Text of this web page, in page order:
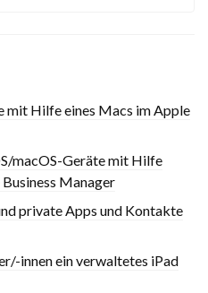
mit Hilfe eines Macs im Apple
macOS-Geräte mit Hilfe
Manager
private Apps und Kontakte
innen ein verwaltetes iPad